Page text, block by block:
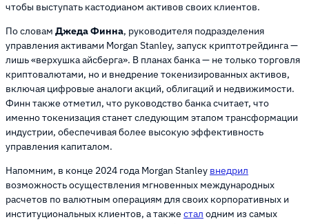
чтобы выступать кастодианом активов своих клиентов.
По словам Джеда Финна, руководителя подразделения
управления активами Morgan Stanley, запуск криптотрейдинга —
лишь «верхушка айсберга». В планах банка — не только торговля
криптовалютами, но и внедрение токенизированных активов,
включая цифровые аналоги акций, облигаций и недвижимости.
Финн также отметил, что руководство банка считает, что
именно токенизация станет следующим этапом трансформации
индустрии, обеспечивая более высокую эффективность
управления капиталом.
Напомним, в конце 2024 года Morgan Stanley внедрил
возможность осуществления мгновенных международных
расчетов по валютным операциям для своих корпоративных и
институциональных клиентов, а также стал одним из самых